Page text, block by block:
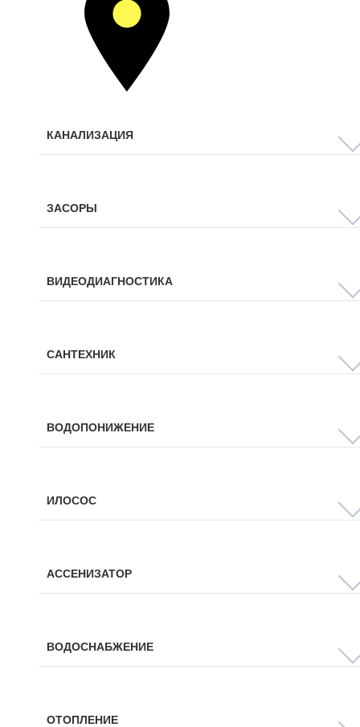
КАНАЛИЗАЦИЯ
ЗАСОРЫ
ВИДЕОДИАГНОСТИКА
САНТЕХНИК
ВОДОПОНИЖЕНИЕ
ИЛОСОС
АССЕНИЗАТОР
ВОДОСНАБЖЕНИЕ
ОТОПЛЕНИЕ